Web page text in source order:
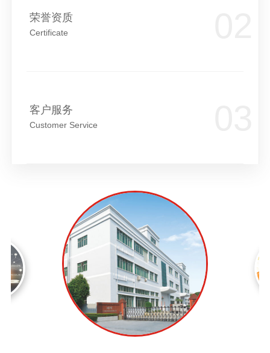
荣誉资质
Certificate
客户服务
Customer Service